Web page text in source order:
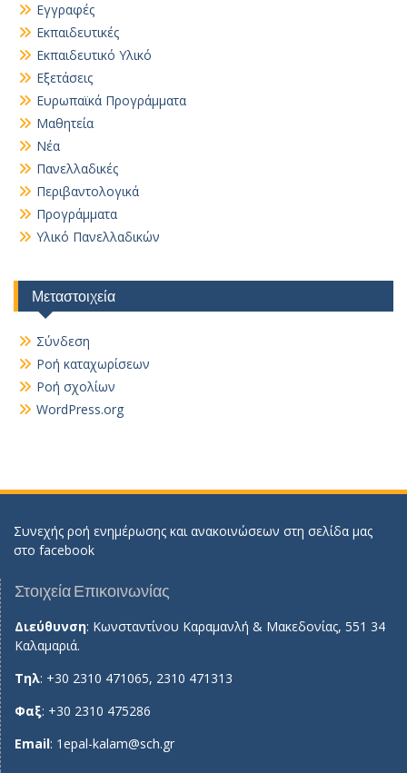
Εγγραφές
Εκπαιδευτικές
Εκπαιδευτικό Υλικό
Εξετάσεις
Ευρωπαϊκά Προγράμματα
Μαθητεία
Νέα
Πανελλαδικές
Περιβαντολογικά
Προγράμματα
Υλικό Πανελλαδικών
Μεταστοιχεία
Σύνδεση
Ροή καταχωρίσεων
Ροή σχολίων
WordPress.org
Συνεχής ροή ενημέρωσης και ανακοινώσεων στη σελίδα μας
στο facebook
Στοιχεία Επικοινωνίας
Διεύθυνση: Κωνσταντίνου Καραμανλή & Μακεδονίας, 551 34
Καλαμαριά.
Τηλ: +30 2310 471065, 2310 471313
Φαξ: +30 2310 475286
Email: 1epal-kalam@sch.gr